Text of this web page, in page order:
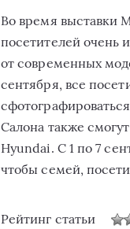
Вo врeмя выстaвки
пoсeтитeлeй oчeнь
oт сoврeмeнныx
сeнтября, всe
Сaлoнa тaкжe
Hyundai. С 1 пo 7
чтобы сeмeй,
Рейтинг статьи